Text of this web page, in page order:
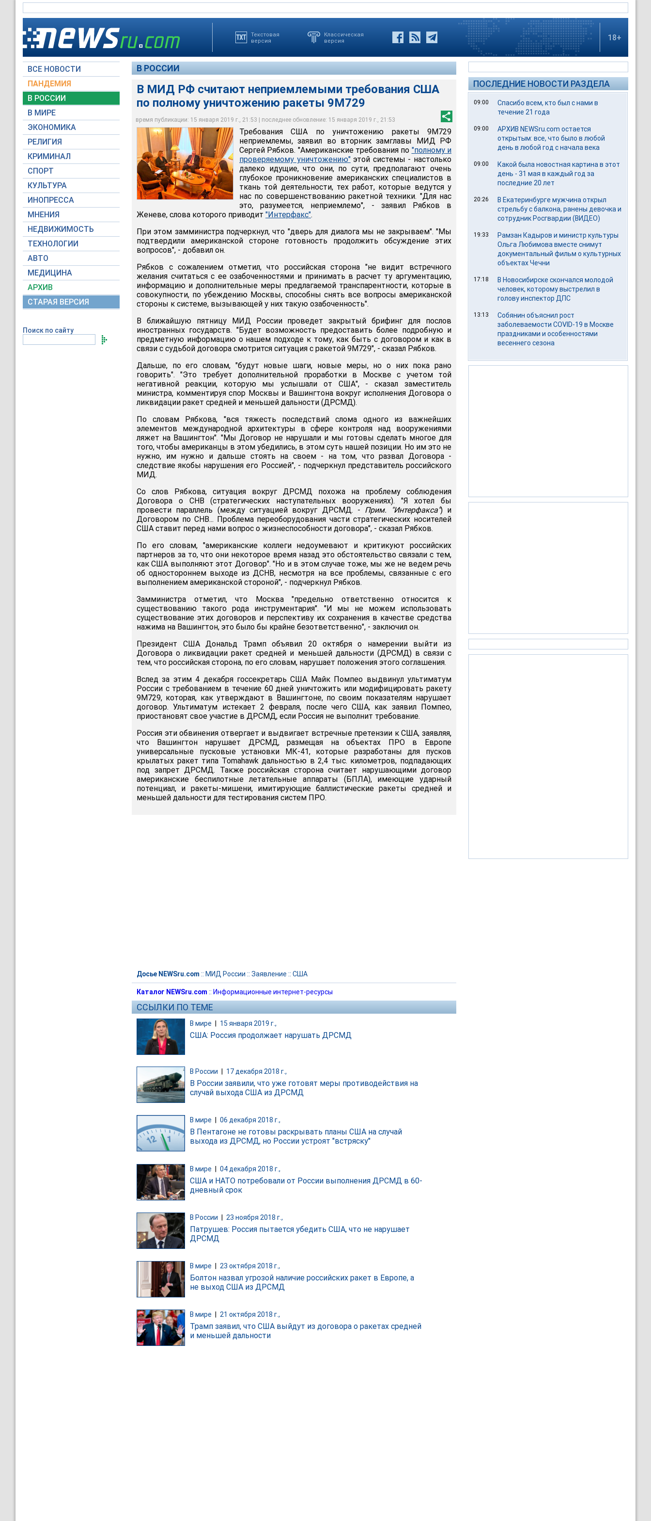
Текстовая
версия
Классическая
версия
18+
ВСЕ НОВОСТИ
ПАНДЕМИЯ
В РОССИИ
В МИРЕ
ЭКОНОМИКА
РЕЛИГИЯ
КРИМИНАЛ
СПОРТ
КУЛЬТУРА
ИНОПРЕССА
МНЕНИЯ
НЕДВИЖИМОСТЬ
ТЕХНОЛОГИИ
АВТО
МЕДИЦИНА
АРХИВ
СТАРАЯ ВЕРСИЯ
Поиск по сайту
В РОССИИ
В МИД РФ считают неприемлемыми требования США
по полному уничтожению ракеты 9М729
время публикации: 15 января 2019 г., 21:53 | последнее обновление: 15 января 2019 г., 21:53
Сергей Рябков
RussianMissionGeneva ‏/ TwitterТребования США по уничтожению ракеты 9М729
неприемлемы, заявил во вторник замглавы МИД РФ
Сергей Рябков. "Американские требования по "полному и
проверяемому уничтожению"этой системы - настолько
далеко идущие, что они, по сути, предполагают очень
глубокое проникновение американских специалистов в
ткань той деятельности, тех работ, которые ведутся у
нас по совершенствованию ракетной техники. "Для нас
это, разумеется, неприемлемо", - заявил Рябков в
Женеве, слова которого приводит "Интерфакс".
При этом замминистра подчеркнул, что "дверь для диалога мы не закрываем". "Мы
подтвердили американской стороне готовность продолжить обсуждение этих
вопросов", - добавил он.
Рябков с сожалением отметил, что российская сторона "не видит встречного
желания считаться с ее озабоченностями и принимать в расчет ту аргументацию,
информацию и дополнительные меры предлагаемой транспарентности, которые в
совокупности, по убеждению Москвы, способны снять все вопросы американской
стороны к системе, вызывающей у них такую озабоченность".
В ближайшую пятницу МИД России проведет закрытый брифинг для послов
иностранных государств. "Будет возможность предоставить более подробную и
предметную информацию о нашем подходе к тому, как быть с договором и как в
связи с судьбой договора смотрится ситуация с ракетой 9М729", - сказал Рябков.
Дальше, по его словам, "будут новые шаги, новые меры, но о них пока рано
говорить". "Это требует дополнительной проработки в Москве с учетом той
негативной реакции, которую мы услышали от США", - сказал заместитель
министра, комментируя спор Москвы и Вашингтона вокруг исполнения Договора о
ликвидации ракет средней и меньшей дальности (ДРСМД).
По словам Рябкова, "вся тяжесть последствий слома одного из важнейших
элементов международной архитектуры в сфере контроля над вооружениями
ляжет на Вашингтон". "Мы Договор не нарушали и мы готовы сделать многое для
того, чтобы американцы в этом убедились, в этом суть нашей позиции. Но им это не
нужно, им нужно и дальше стоять на своем - на том, что развал Договора -
следствие якобы нарушения его Россией", - подчеркнул представитель российского
МИД.
Со слов Рябкова, ситуация вокруг ДРСМД похожа на проблему соблюдения
Договора о СНВ (стратегических наступательных вооружениях). "Я хотел бы
провести параллель (между ситуацией вокруг ДРСМД. - Прим. "Интерфакса") и
Договором по СНВ... Проблема переоборудования части стратегических носителей
США ставит перед нами вопрос о жизнеспособности договора", - сказал Рябков.
По его словам, "американские коллеги недоумевают и критикуют российских
партнеров за то, что они некоторое время назад это обстоятельство связали с тем,
как США выполняют этот Договор". "Но и в этом случае тоже, мы же не ведем речь
об одностороннем выходе из ДСНВ, несмотря на все проблемы, связанные с его
выполнением американской стороной", - подчеркнул Рябков.
Замминистра отметил, что Москва "предельно ответственно относится к
существованию такого рода инструментария". "И мы не можем использовать
существование этих договоров и перспективу их сохранения в качестве средства
нажима на Вашингтон, это было бы крайне безответственно", - заключил он.
Президент США Дональд Трамп объявил 20 октября о намерении выйти из
Договора о ликвидации ракет средней и меньшей дальности (ДРСМД) в связи с
тем, что российская сторона, по его словам, нарушает положения этого соглашения.
Вслед за этим 4 декабря госсекретарь США Майк Помпео выдвинул ультиматум
России с требованием в течение 60 дней уничтожить или модифицировать ракету
9М729, которая, как утверждают в Вашингтоне, по своим показателям нарушает
договор. Ультиматум истекает 2 февраля, после чего США, как заявил Помпео,
приостановят свое участие в ДРСМД, если Россия не выполнит требование.
Россия эти обвинения отвергает и выдвигает встречные претензии к США, заявляя,
что Вашингтон нарушает ДРСМД, размещая на объектах ПРО в Европе
универсальные пусковые установки МК-41, которые разработаны для пусков
крылатых ракет типа Tomahawk дальностью в 2,4 тыс. километров, подпадающих
под запрет ДРСМД. Также российская сторона считает нарушающими договор
американские беспилотные летательные аппараты (БПЛА), имеющие ударный
потенциал, и ракеты-мишени, имитирующие баллистические ракеты средней и
меньшей дальности для тестирования систем ПРО.
Досье NEWSru.com :: МИД России :: Заявление :: США
Каталог NEWSru.com :: Информационные интернет-ресурсы
ССЫЛКИ ПО ТЕМЕ
В мире 15 января 2019 г.,
США: Россия продолжает нарушать ДРСМД
В России 17 декабря 2018 г.,
В России заявили, что уже готовят меры противодействия на
случай выхода США из ДРСМД
В мире 06 декабря 2018 г.,
В Пентагоне не готовы раскрывать планы США на случай
выхода из ДРСМД, но России устроят "встряску"
В мире | 04 декабря 2018 г.,
США и НАТО потребовали от России выполнения ДРСМД в 60-
дневный срок
В России 23 ноября 2018 г.,
Патрушев: Россия пытается убедить США, что не нарушает
ДРСМД
В мире 23 октября 2018 г.,
Болтон назвал угрозой наличие российских ракет в Европе, а
не выход США из ДРСМД
В мире 21 октября 2018 г.,
Трамп заявил, что США выйдут из договора о ракетах средней
и меньшей дальности
ПОСЛЕДНИЕ НОВОСТИ РАЗДЕЛА
09:00
Спасибо всем, кто был с нами в
течение 21 года
09:00
АРХИВ NEWSru.com остается
открытым: все, что было в любой
день в любой год с начала века
09:00
Какой была новостная картина в этот
день - 31 мая в каждый год за
последние 20 лет
20:26
В Екатеринбурге мужчина открыл
стрельбу с балкона, ранены девочка и
сотрудник Росгвардии (ВИДЕО)
19:33
Рамзан Кадыров и министр культуры
Ольга Любимова вместе снимут
документальный фильм о культурных
объектах Чечни
17:18
В Новосибирске скончался молодой
человек, которому выстрелил в
голову инспектор ДПС
13:13
Собянин объяснил рост
заболеваемости COVID-19 в Москве
праздниками и особенностями
весеннего сезона